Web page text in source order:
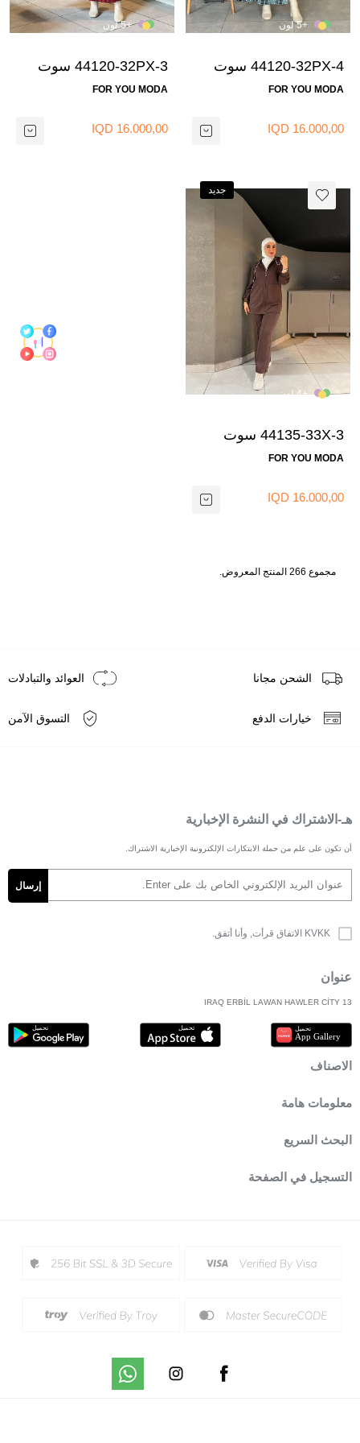
+5 لون
40
42
44
48
44120-32PX-4 سوت
كاروهات - فستقي
FOR YOU MODA
16.000,00 IQD
+5 لون
38
40
42
44
46
48
44120-32PX-3 سوت
كاروهات - احمر
FOR YOU MODA
16.000,00 IQD
جديد
+4 لون
38-40
44135-33X-3 سوت
قطعتين - جوزي
FOR YOU MODA
16.000,00 IQD
مجموع 266 المنتج المعروض.
الشحن مجانا العوائد والتبادلات
خيارات الدفع التسوق الآمن
هـ-الاشتراك في النشرة الإخبارية
أن تكون على علم من حملة الابتكارات الإلكترونية الإخبارية الاشتراك.
KVKK الاتفاق قرأت, وأنا أتفق.
عنوان
IRAQ ERBİL LAWAN HAWLER CİTY 13
الاصناف
معلومات هامة
البحث السريع
التسجيل في الصفحة